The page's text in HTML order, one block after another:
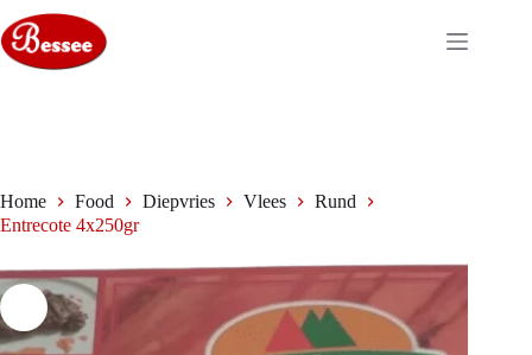
naar
de
inhoud
Home Food Diepvries Vlees
Rund
Entrecote 4x250gr